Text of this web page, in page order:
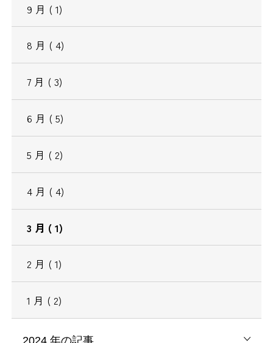
9 月 ( 1)
8 月 ( 4)
7 月 ( 3)
6 月 ( 5)
5 月 ( 2)
4 月 ( 4)
3 月 ( 1)
2 月 ( 1)
1 月 ( 2)
2024 年の記事